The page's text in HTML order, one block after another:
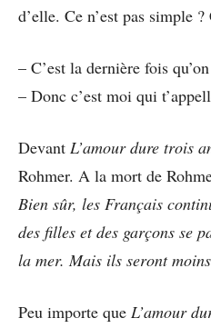
d’elle. Ce n’est pas simple
– C’est la dernière fois
– Donc c’est moi qui
Devant L’amour dure trois
Rohmer. A la mort de
Bien sûr, les Français
des filles et des garçons se
la mer. Mais ils seront
Peu importe que L’amour